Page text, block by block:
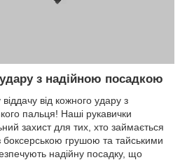
з надійною посадкою
від кожного удару з
пальця! Наші рукавички
захист для тих, хто займається
грушою та тайськими
надійну посадку, що